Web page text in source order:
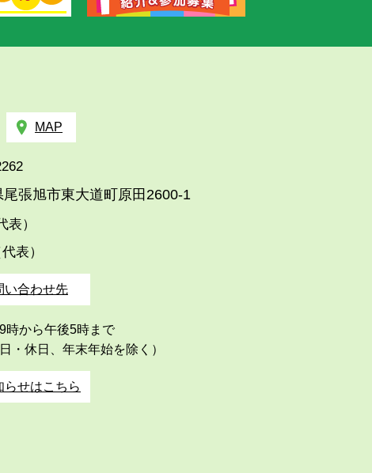
MAP
尾張旭市東大道町原田2600-1
表）
表）
い合わせ先
から午後5時まで
・休日、年末年始を除く）
らせはこちら